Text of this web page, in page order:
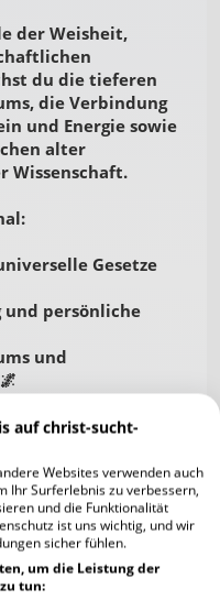
der Weisheit,
du die tieferen
die Verbindung
und Energie sowie
alter
Wissenschaft.
Gesetze
und persönliche
und
09.12.2025 10:26
Video von
stammt aus dieser
auf christ-sucht-
Websites verwenden auch
Ihr Surferlebnis zu verbessern,
und die Funktionalität
ist uns wichtig, und wir
sicher fühlen.
um die Leistung der
tun: